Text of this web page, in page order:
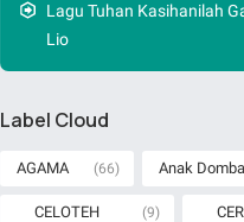
Lagu Tuhan Kasihanilah
Lio
Label Cloud
AGAMA (66) Anak
CELOTEH (9)